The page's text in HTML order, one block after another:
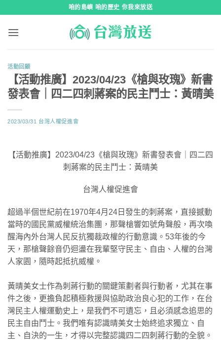
咱的島嶼 咱的歷史 你我來放送
活動回顧
【活動推廣】2023/04/23《槍與玫瑰》新書
發表會｜四二四刺蔣案的民主鬥士：黃晴美
2023/03/31 台灣人權促進會
【活動推廣】2023/04/23《槍與玫瑰》新書發表會｜四二四
刺蔣案的民主鬥士：黃晴美
台灣人權促進會
超過半個世紀前在1970年4月24日發生的刺蔣案，直接撼動
當時的國民黨威權統治集團，那聲槍響如號角聲般，再次喚
醒海內外台灣人民反抗獨裁政權的行動意識。53年後的今
天，那槍聲餘音仍迴盪在我輩堅守民主、自由、人權的台灣
人家園，隨時起抵抗威權。
黃晴美女士作為刺蔣行動的關鍵策劃者與行動者，尤其在事
件之後，更擔負起積極救援與協助政治良心犯的工作，在台
灣民主人權運動史上，是我們不可遺忘，且必須感念追思的
民主自由鬥士。我們唯有認識晴美女士始終追求獨立、自
主、自決的一生，才得以完整認識四二四刺蔣行動的全貌。